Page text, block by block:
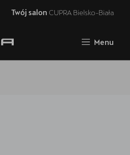
Twój salon CUPRA Bielsko-Biała
Menu